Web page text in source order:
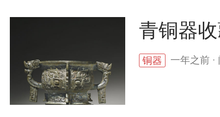
青铜器
铜器 一年之前 ·